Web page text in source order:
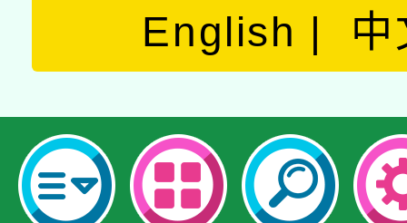
English 中